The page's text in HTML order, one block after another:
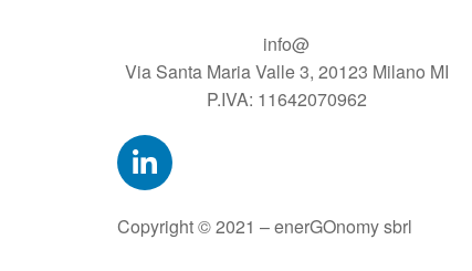
info@
Via Santa Maria Valle 3, 20123 Milano MI
P.IVA: 11642070962
Copyright © 2021 – enerGOnomy sbrl